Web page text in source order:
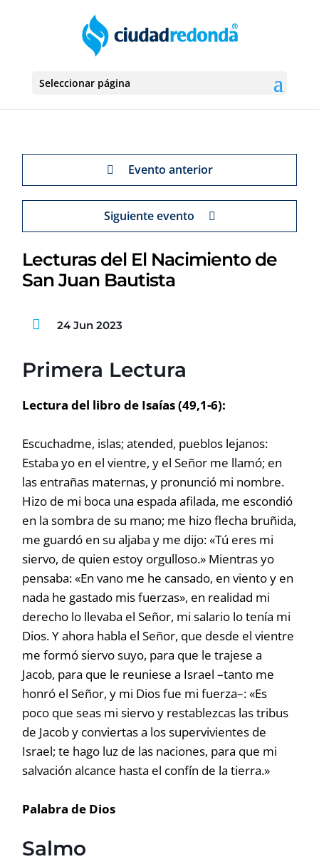
Seleccionar página
Evento anterior
Siguiente evento
Lecturas del El Nacimiento de
San Juan Bautista
24 Jun 2023
Primera Lectura
Lectura del libro de Isaías (49,1-6):
Escuchadme, islas; atended, pueblos lejanos:
Estaba yo en el vientre, y el Señor me llamó; en
las entrañas maternas, y pronunció mi nombre.
Hizo de mi boca una espada afilada, me escondió
en la sombra de su mano; me hizo flecha bruñida,
me guardó en su aljaba y me dijo: «Tú eres mi
siervo, de quien estoy orgulloso.» Mientras yo
pensaba: «En vano me he cansado, en viento y en
nada he gastado mis fuerzas», en realidad mi
derecho lo llevaba el Señor, mi salario lo tenía mi
Dios. Y ahora habla el Señor, que desde el vientre
me formó siervo suyo, para que le trajese a
Jacob, para que le reuniese a Israel –tanto me
honró el Señor, y mi Dios fue mi fuerza–: «Es
poco que seas mi siervo y restablezcas las tribus
de Jacob y conviertas a los supervivientes de
Israel; te hago luz de las naciones, para que mi
salvación alcance hasta el confín de la tierra.»
Palabra de Dios
Salmo